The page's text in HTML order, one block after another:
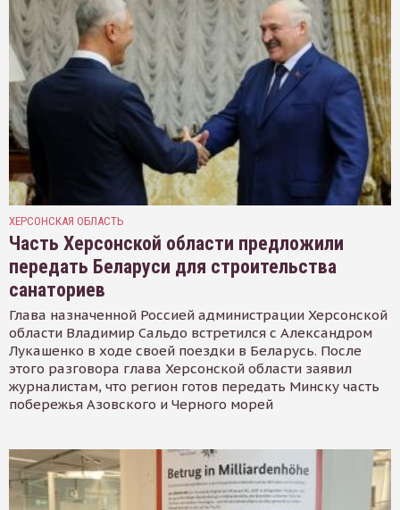
ХЕРСОНСКАЯ ОБЛАСТЬ
Часть Херсонской области предложили
передать Беларуси для строительства
санаториев
Глава назначенной Россией администрации Херсонской
области Владимир Сальдо встретился с Александром
Лукашенко в ходе своей поездки в Беларусь. После
этого разговора глава Херсонской области заявил
журналистам, что регион готов передать Минску часть
побережья Азовского и Черного морей